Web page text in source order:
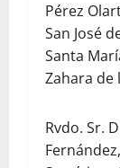
Pérez
San José
Santa
Zahara de
Rvdo. Sr.